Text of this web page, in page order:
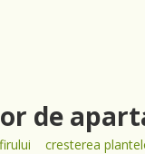
de
cresterea